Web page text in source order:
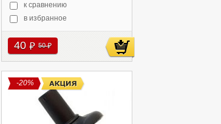
к сравнению
в избранное
40руб 50руб
-20%